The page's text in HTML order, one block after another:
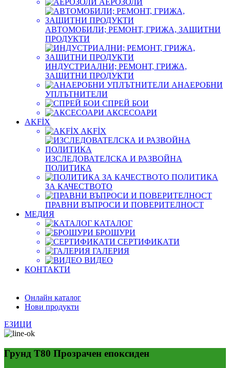
АЕРОЗОЛИ
АВТОМОБИЛИ; РЕМОНТ, ГРИЖА, ЗАЩИТНИ
ПРОДУКТИ
ИНДУСТРИАЛНИ; РЕМОНТ, ГРИЖА,
ЗАЩИТНИ ПРОДУКТИ
АНАЕРОБНИ
УПЛЪТНИТЕЛИ
СПРЕЙ БОИ
АКСЕСОАРИ
AKFİX
AKFİX
ИЗСЛЕДОВАТЕЛСКА И РАЗВОЙНА
ПОЛИТИКА
ПОЛИТИКА
ЗА КАЧЕСТВОТО
ПРАВНИ ВЪПРОСИ И ПОВЕРИТЕЛНОСТ
МЕДИЯ
КАТАЛОГ
БРОШУРИ
СЕРТИФИКАТИ
ГАЛЕРИЯ
ВИДЕО
КОНТАКТИ
Онлайн каталог
Нови продукти
ЕЗИЦИ
Грунд Т80 Прозрачен епоксиден